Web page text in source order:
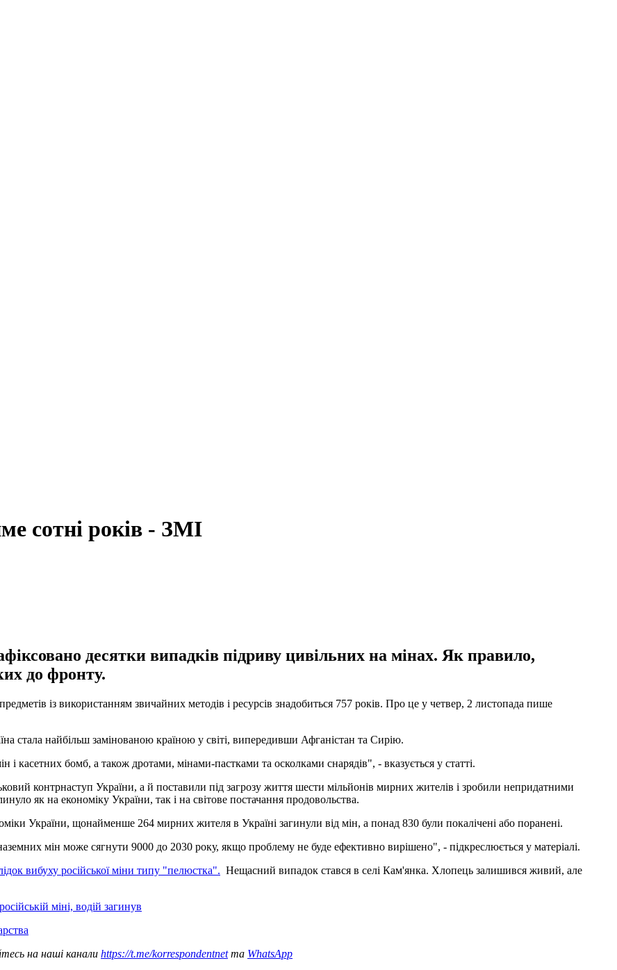
сотні років - ЗМІ
десятки випадків підриву цивільних на мінах. Як правило,
до фронту.
із використанням звичайних методів і ресурсів знадобиться 757 років. Про це у четвер, 2 листопада пише
стала найбільш замінованою країною у світі, випередивши Афганістан та Сирію.
і касетних бомб, а також дротами, мінами-пастками та осколками снарядів", - вказується у статті.
контрнаступ України, а й поставили під загрозу життя шести мільйонів мирних жителів і зробили непридатними
як на економіку України, так і на світове постачання продовольства.
України, щонайменше 264 мирних жителя в Україні загинули від мін, а понад 830 були покалічені або поранені.
мін може сягнути 9000 до 2030 року, якщо проблему не буде ефективно вирішено", - підкреслюється у матеріалі.
вибуху російської міни типу "пелюстка". Нещасний випадок стався в селі Кам'янка. Хлопець залишився живий, але
міні, водій загинув
на наші канали https://t.me/korrespondentnetта WhatsApp